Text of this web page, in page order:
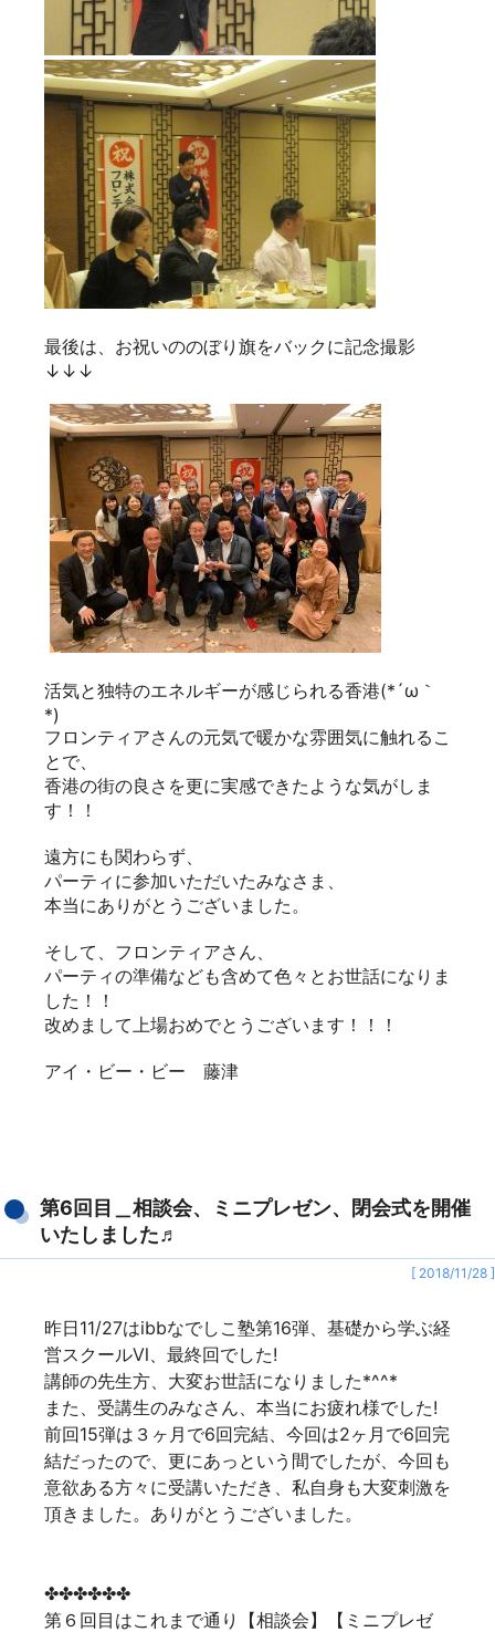
最後は、お祝いののぼり旗をバックに記念撮影
↓↓↓
活気と独特のエネルギーが感じられる香港(*´ω｀
*)
フロンティアさんの元気で暖かな雰囲気に触れるこ
とで、
香港の街の良さを更に実感できたような気がしま
す！！
遠方にも関わらず、
パーティに参加いただいたみなさま、
本当にありがとうございました。
そして、フロンティアさん、
パーティの準備なども含めて色々とお世話になりま
した！！
改めまして上場おめでとうございます！！！
アイ・ビー・ビー 藤津
第6回目＿相談会、ミニプレゼン、閉会式を開催
いたしました♬
[ 2018/11/28 ]
昨日11/27はibbなでしこ塾第16弾、基礎から学ぶ経
営スクールⅥ、最終回でした!
講師の先生方、大変お世話になりました*^^*
また、受講生のみなさん、本当にお疲れ様でした!
前回15弾は３ヶ月で6回完結、今回は2ヶ月で6回完
結だったので、更にあっという間でしたが、今回も
意欲ある方々に受講いただき、私自身も大変刺激を
頂きました。ありがとうございました。
✤✤✤✤✤✤
第６回目はこれまで通り【相談会】【ミニプレゼ